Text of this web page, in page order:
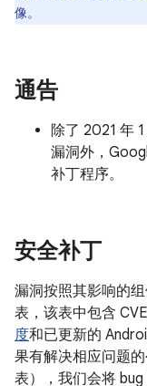
像。
通告
除了 2021 年
漏洞外，
补丁程序。
安全补丁
漏洞按照其影响的
表，该表中包含
度和已更新的
果有解决相应问题
表），我们会将